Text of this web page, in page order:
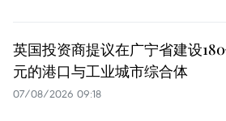
英国投资商提议在广宁省建设
元的港口与工业城市综合体
07/08/2026 09:18